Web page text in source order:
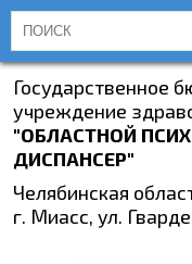
Государственное
учреждение
"ОБЛАСТНОЙ
ДИСПАНСЕР"
Челябинская
г. Миасс, ул.